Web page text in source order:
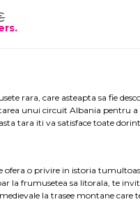
rara, care asteapta sa fie
unui circuit Albania pentru a
tara iti va satisface toate
o privire in istoria
la frumusetea sa litorala, te
la trasee montane care